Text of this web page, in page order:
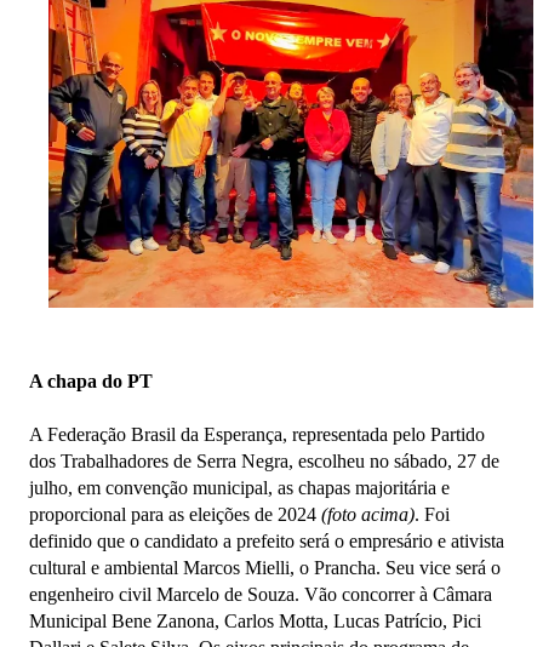
A chapa do PT
A Federação Brasil da Esperança, representada pelo Partido
dos Trabalhadores de Serra Negra, escolheu no sábado, 27 de
julho, em convenção municipal, as chapas majoritária e
proporcional para as eleições de 2024 (foto acima). Foi
definido que o candidato a prefeito será o empresário e ativista
cultural e ambiental Marcos Mielli, o Prancha. Seu vice será o
engenheiro civil Marcelo de Souza. Vão concorrer à Câmara
Municipal Bene Zanona, Carlos Motta, Lucas Patrício, Pici